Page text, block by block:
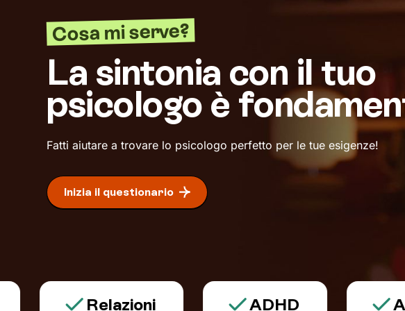
Cosa mi serve?
La sintonia con il tuo
psicologo è
Fatti aiutare a trovare lo psicologo perfetto per le tue esigenze!
Inizia il questionario
Relazioni ADHD